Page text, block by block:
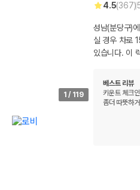
1 / 119
4.5(367)
성남(분당구)
실 경우 차로
있습니다. 이
베스트 리뷰
키운트 체크
좀더 따뜻하